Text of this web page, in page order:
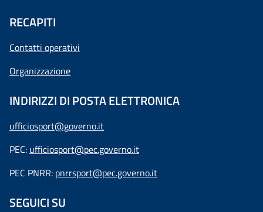
RECAPITI
Contatti operativi
Organizzazione
INDIRIZZI DI POSTA ELETTRONICA
ufficiosport@governo.it
PEC: ufficiosport@pec.governo.it
PEC PNRR: pnrrsport@pec.governo.it
SEGUICI SU